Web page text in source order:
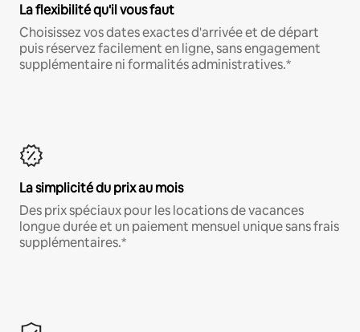
La flexibilité qu'il vous faut
Choisissez vos dates exactes d'arrivée et de départ
puis réservez facilement en ligne, sans engagement
supplémentaire ni formalités administratives.*
La simplicité du prix au mois
Des prix spéciaux pour les locations de vacances
longue durée et un paiement mensuel unique sans frais
supplémentaires.*